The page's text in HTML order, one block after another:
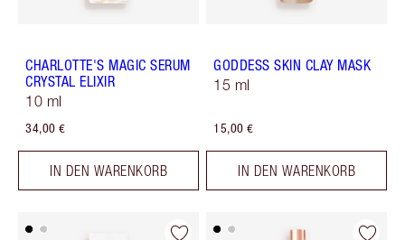
CHARLOTTE'S MAGIC SERUM
CRYSTAL ELIXIR
10 ml
34,00 €
IN DEN WARENKORB
GODDESS SKIN CLAY MASK
15 ml
15,00 €
IN DEN WARENKORB